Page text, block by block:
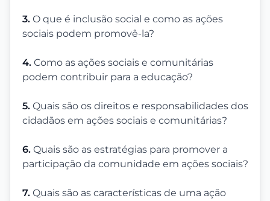
3. O que é inclusão social e como as ações
sociais podem promovê-la?
4. Como as ações sociais e comunitárias
podem contribuir para a educação?
5. Quais são os direitos e responsabilidades dos
cidadãos em ações sociais e comunitárias?
6. Quais são as estratégias para promover a
participação da comunidade em ações sociais?
7. Quais são as características de uma ação